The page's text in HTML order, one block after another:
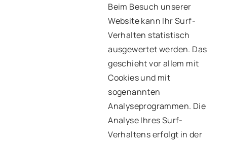
Beim Besuch unserer
Website kann Ihr Surf-
Verhalten statistisch
ausgewertet werden. Das
geschieht vor allem mit
Cookies und mit
sogenannten
Analyseprogrammen. Die
Analyse Ihres Surf-
Verhaltens erfolgt in der